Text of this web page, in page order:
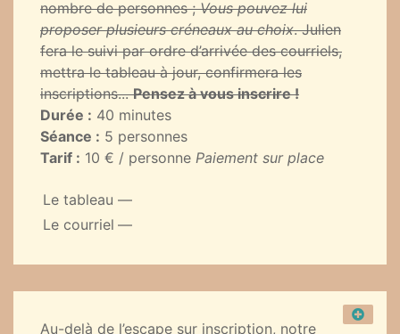
nombre de personnes ;Vous pouvez lui
proposer plusieurs créneaux au choix. Julien
fera le suivi par ordre d’arrivée des courriels,
mettra le tableau à jour, confirmera les
inscriptions...Pensez à vous inscrire !
Durée : 40 minutes
Séance : 5 personnes
Tarif : 10 € / personne Paiement sur place
Le tableau —
Le courriel —
Au-delà de l’escape sur inscription, notre